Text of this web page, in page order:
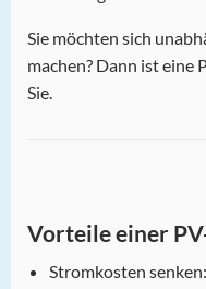
Sie möchten sich
machen? Dann ist eine
Sie.
Vorteile einer
Stromkosten